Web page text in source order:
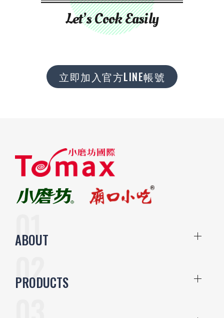
Let’s Cook Easily
立即加入官方LINE帳號
ABOUT
PRODUCTS